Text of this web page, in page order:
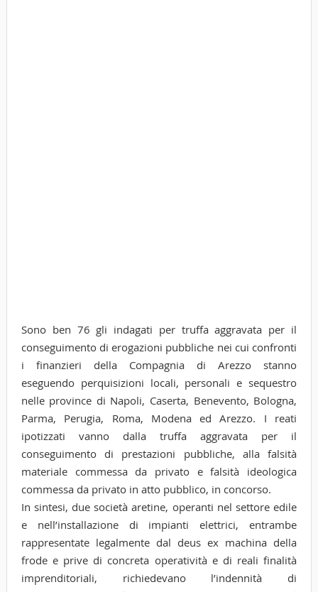
Sono ben 76 gli indagati per truffa aggravata per il
conseguimento di erogazioni pubbliche nei cui confronti
i finanzieri della Compagnia di Arezzo stanno
eseguendo perquisizioni locali, personali e sequestro
nelle province di Napoli, Caserta, Benevento, Bologna,
Parma, Perugia, Roma, Modena ed Arezzo. I reati
ipotizzati vanno dalla truffa aggravata per il
conseguimento di prestazioni pubbliche, alla falsità
materiale commessa da privato e falsità ideologica
commessa da privato in atto pubblico, in concorso.
In sintesi, due società aretine, operanti nel settore edile
e nell’installazione di impianti elettrici, entrambe
rappresentate legalmente dal deus ex machina della
frode e prive di concreta operatività e di reali finalità
imprenditoriali, richiedevano l’indennità di